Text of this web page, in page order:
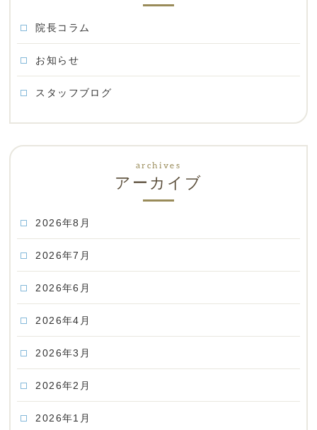
院長コラム
お知らせ
スタッフブログ
アーカイブ
2026年8月
2026年7月
2026年6月
2026年4月
2026年3月
2026年2月
2026年1月